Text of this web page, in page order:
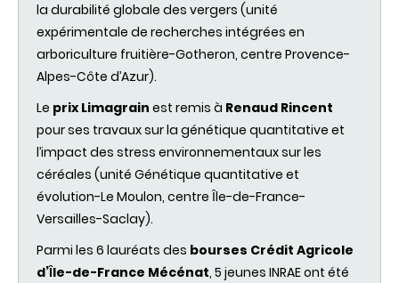
la durabilité globale des vergers (unité
expérimentale de recherches intégrées en
arboriculture fruitière-Gotheron, centre Provence-
Alpes-Côte d’Azur).
Le prix Limagrain est remis à Renaud Rincent
pour ses travaux sur la génétique quantitative et
l’impact des stress environnementaux sur les
céréales (unité Génétique quantitative et
évolution-Le Moulon, centre Ȋle-de-France-
Versailles-Saclay).
Parmi les 6 lauréats des bourses Crédit Agricole
d’Ȋle-de-France Mécénat, 5 jeunes INRAE ont été